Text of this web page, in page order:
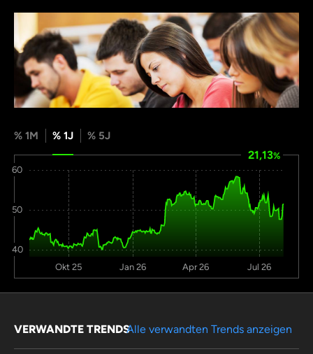
% 1M % 1J % 5J
21,13%
40
50
60
Okt 25 Jan 26 Apr 26 Jul 26
VERWANDTE TRENDSAlle verwandten Trends anzeigen